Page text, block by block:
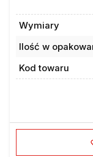
Wymiary
Ilość w
Kod towaru